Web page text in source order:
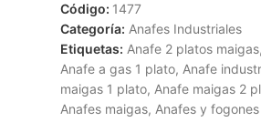
Código: 1477
Categoría: Anafes Industriales
Etiquetas: Anafe 2 platos maigas,
Anafe a gas 1 plato, Anafe
maigas 1 plato, Anafe maigas 2
Anafes maigas, Anafes y fogones